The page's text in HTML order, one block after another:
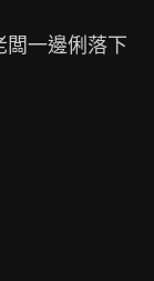
闆一邊俐落下